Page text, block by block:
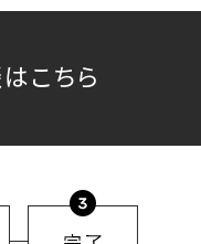
こちら